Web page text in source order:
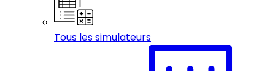
Tous les simulateurs